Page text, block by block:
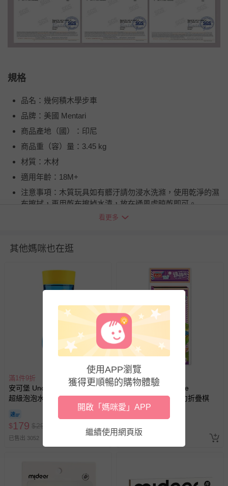
規格
品名：幾何積木學步車
品牌：美國 Mentari
商品產地（國）：印尼
商品重（容）量：3.45 kg
材質：木材
適用年齡：18M+
注意事項：木質玩具如有髒汙請勿浸水洗滌，使用乾淨的濕
布擦拭，再用乾布擦掉水漬，放在通風處晾乾即可。
BSMI商品檢驗標識字號：M3A918
您所購買的商品享有7天的鑑賞期／猶豫期權益，但此期間
包含完整包裝、配件、說明文件及贈品等。
如需退換貨，請於收到商品7天（含例假日內提出），如為
瑕疵退換貨所產生的運費，將由媽咪愛負責處理，若非瑕疵
退貨，您可至『查詢訂單』>『已出貨』中查詢該筆訂單，
並點選『我要退貨』即可進行申請。若有相關退貨問題，請
LINE@客服ID: @mamilove
我們將依序為您處理
與服務，謝謝。
針對滿件折/滿額贈…等活動，如因部份退貨，而該訂單保
留商品未達活動門檻，將以原價計算，活動贈品亦需一併退
回。
部分商品依據消費者保護法的規定，不適用七天鑑賞期/猶
豫期範圍：
客製化商品（例如客製生日書、姓名貼等）。
看更多
其他媽咪也在逛
滿1件9折
安可堡 Uncle Bubble - 安可堡
超級泡泡水-32oz
$179 $299
已售出 3052
滿1件9折
樂多Fundo - Chinese
checkers跳跳棋-磁力折疊棋
86
已售出 6
使用APP瀏覽
獲得更順暢的購物體驗
開啟「媽咪愛」APP
繼續使用網頁版